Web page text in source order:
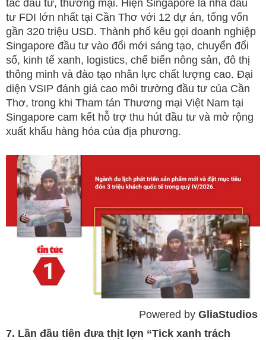
tác đầu tư, thương mại. Hiện Singapore là nhà đầu
tư FDI lớn nhất tại Cần Thơ với 12 dự án, tổng vốn
gần 320 triệu USD. Thành phố kêu gọi doanh nghiệp
Singapore đầu tư vào đổi mới sáng tạo, chuyển đổi
số, kinh tế xanh, logistics, chế biến nông sản, đô thị
thông minh và đào tạo nhân lực chất lượng cao. Đại
diện VSIP đánh giá cao môi trường đầu tư của Cần
Thơ, trong khi Tham tán Thương mại Việt Nam tại
Singapore cam kết hỗ trợ thu hút đầu tư và mở rộng
xuất khẩu hàng hóa của địa phương.
Powered by GliaStudios
7. Lần đầu tiên đưa thịt lợn “Tick xanh trách